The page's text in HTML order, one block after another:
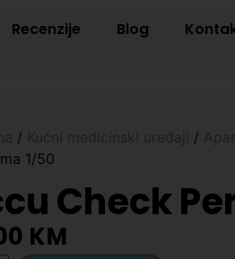
Recenzije Blog
/ /
1/50
Check
KM